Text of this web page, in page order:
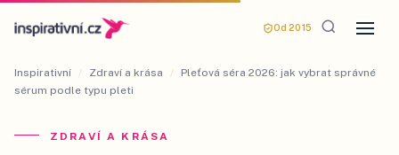
Od 2015
Inspirativní / Zdraví a krása /
Pleťová séra 2026: jak vybrat správné
sérum podle typu pleti
ZDRAVÍ A KRÁSA